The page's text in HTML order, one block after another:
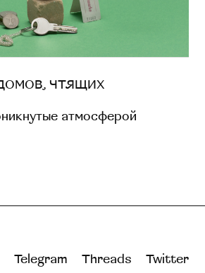
ЧТЯЩИХ
атмосферой
Telegram Threads Twitter